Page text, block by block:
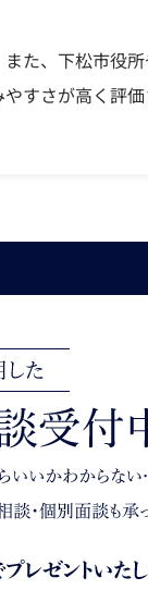
た、下松市役
すさが高く評